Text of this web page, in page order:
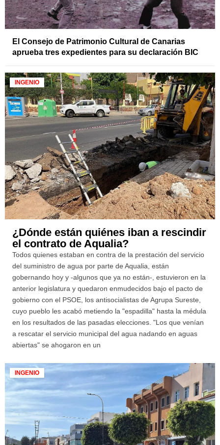
El Consejo de Patrimonio Cultural de Canarias
aprueba tres expedientes para su declaración BIC
INGENIO
¿Dónde están quiénes iban a rescindir
el contrato de Aqualia?
Todos quienes estaban en contra de la prestación del servicio
del suministro de agua por parte de Aqualia, están
gobernando hoy y -algunos que ya no están-, estuvieron en la
anterior legislatura y quedaron enmudecidos bajo el pacto de
gobierno con el PSOE, los antisocialistas de Agrupa Sureste,
cuyo pueblo les acabó metiendo la "espadilla" hasta la médula
en los resultados de las pasadas elecciones. "Los que venían
a rescatar el servicio municipal del agua nadando en aguas
abiertas" se ahogaron en un
INGENIO